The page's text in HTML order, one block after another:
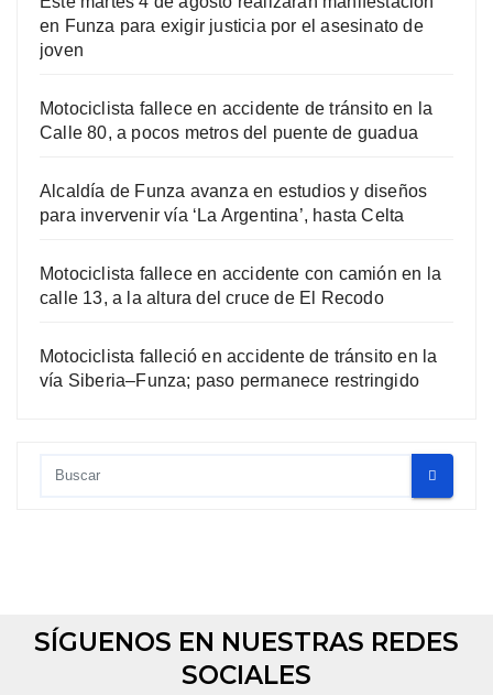
en Funza para exigir justicia por el asesinato de
joven
Motociclista fallece en accidente de tránsito en la
Calle 80, a pocos metros del puente de guadua
Alcaldía de Funza avanza en estudios y diseños
para invervenir vía ‘La Argentina’, hasta Celta
Motociclista fallece en accidente con camión en la
calle 13, a la altura del cruce de El Recodo
Motociclista falleció en accidente de tránsito en la
vía Siberia–Funza; paso permanece restringido
SÍGUENOS EN NUESTRAS REDES
SOCIALES